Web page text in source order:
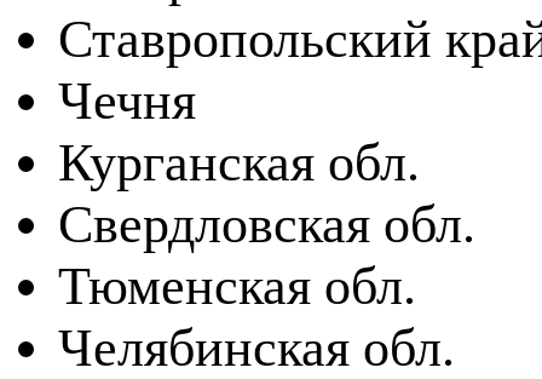
Ставропольский
Чечня
Курганская обл.
Свердловская обл.
Тюменская обл.
Челябинская обл.